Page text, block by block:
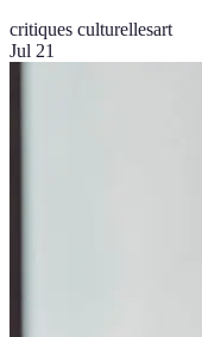
critiques culturellesart
Jul 21